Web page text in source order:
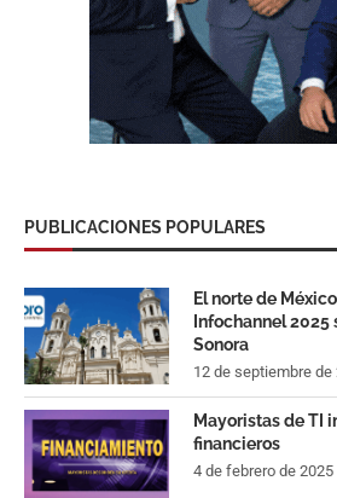
PUBLICACIONES POPULARES
El norte de
Infochannel 2025
Sonora
12 de septiembre de
Mayoristas de TI
financieros
4 de febrero de 2025